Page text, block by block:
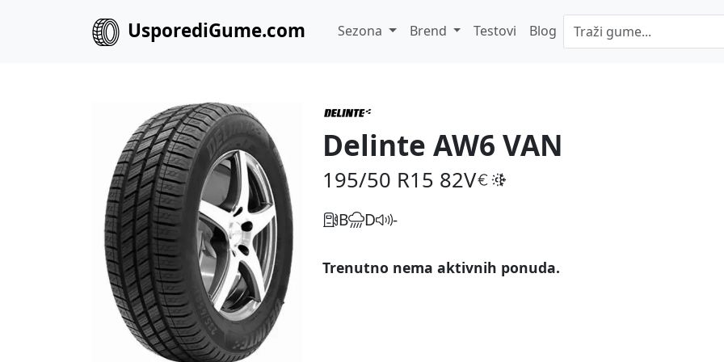
UsporediGume.com Sezona Brend Testovi Blog
Delinte AW6 VAN
195/50 R15 82V
B D -
Trenutno nema aktivnih ponuda.